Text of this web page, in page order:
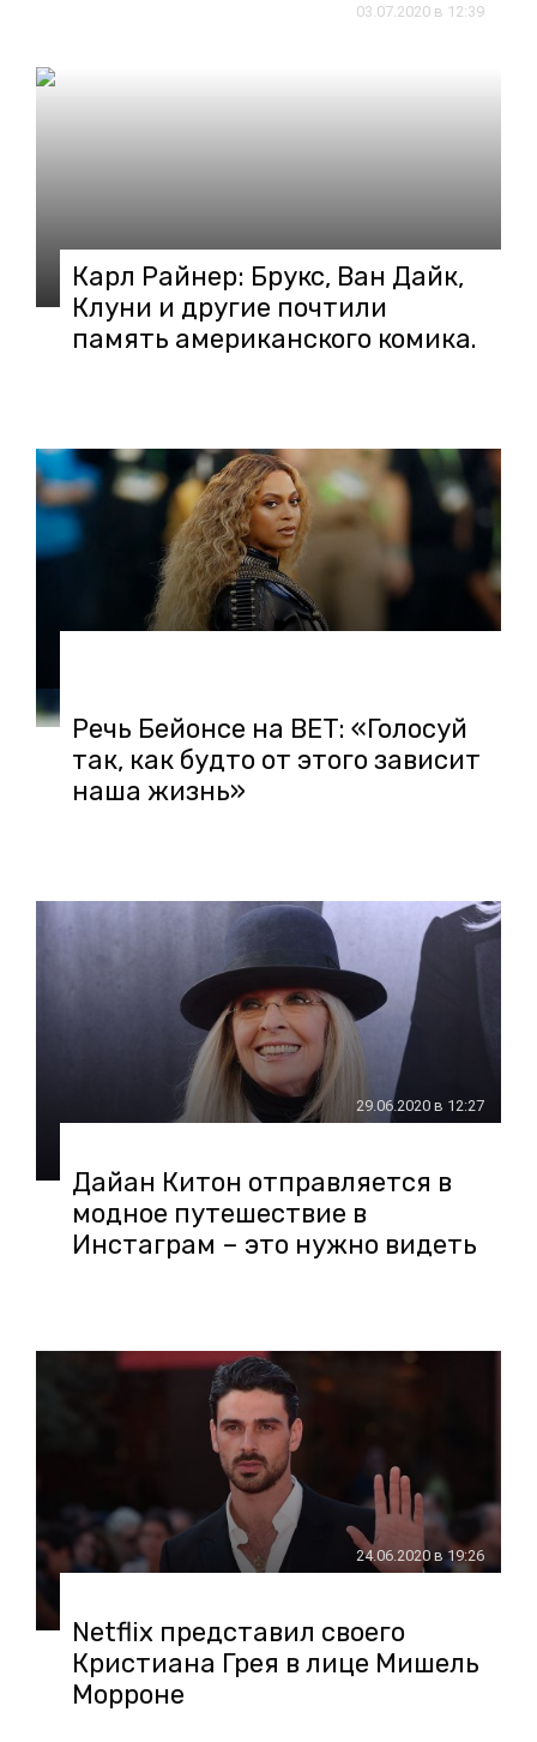
03.07.2020 в 12:39
Карл Райнер: Брукс, Ван Дайк,
Клуни и другие почтили
память американского комика.
Речь Бейонсе на BET: «Голосуй
так, как будто от этого зависит
наша жизнь»
29.06.2020 в 12:27
Дайан Китон отправляется в
модное путешествие в
Инстаграм – это нужно видеть
24.06.2020 в 19:26
Netflix представил своего
Кристиана Грея в лице Мишель
Морроне